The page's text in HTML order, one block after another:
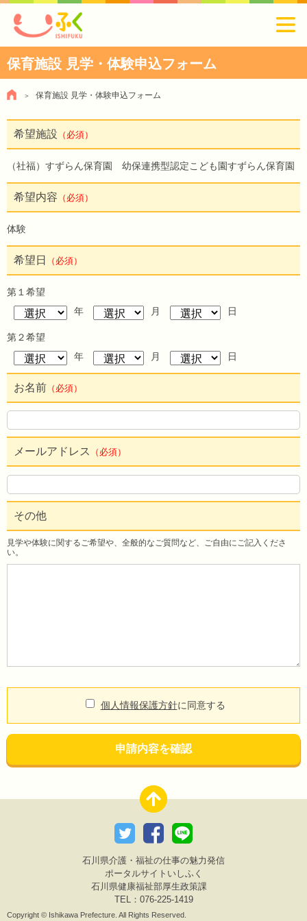
保育施設 見学・体験申込フォーム
保育施設 見学・体験申込フォーム
希望施設 （必須）
（社福）すずらん保育園 幼保連携型認定こども園すずらん保育園
希望内容 （必須）
体験
希望日 （必須）
第１希望
年
月 日
第２希望
年
月 日
お名前 （必須）
メールアドレス （必須）
その他
見学や体験に関するご希望や、全般的なご質問など、ご自由にご記入くださ
い。
個人情報保護方針に同意する
申請内容を確認
石川県介護・福祉の仕事の魅力発信
ポータルサイトいしふく
石川県健康福祉部厚生政策課
TEL：076-225-1419
Copyright © Ishikawa Prefecture. All Rights Reserved.